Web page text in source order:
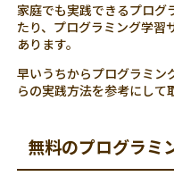
家庭でも実践できるプログ
たり、プログラミング学習
あります。
早いうちからプログラミン
らの実践方法を参考にして
無料のプログラミ